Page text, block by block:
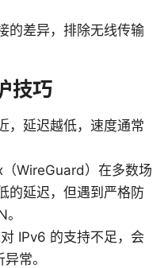
的差异，排除无线传输
技巧
，延迟越低，速度通常
WireGuard）在多数场
的延迟，但遇到严格防
IPv6 的支持不足，会
常。